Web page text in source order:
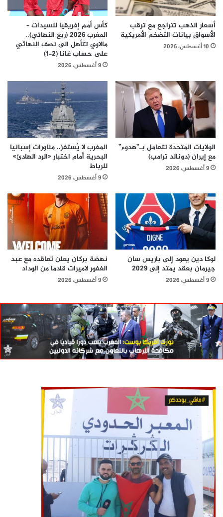
أسعار الذهب تتراجع مع ترقب
الأسواق بيانات التضخم الأمريكية
10 أغسطس، 2026
كأس أمم إفريقيا للسيدات –
المغرب 2026 (ربع النهائي)..
مالاوي تتأهل الى نصف النهائي
على حساب غانا (2-1)
9 أغسطس، 2026
الولايات المتحدة تتعامل بـ”هدوء”
مع إيران (دونالد ترامب)
9 أغسطس، 2026
المغرب لا يُستفز.. مناورات إسبانيا
البحرية أمام اختبار «الرد الهادئ»
للرباط
9 أغسطس، 2026
لوكا دين يعود إلى باريس سان
جيرمان بعقد يمتد إلى 2029
9 أغسطس، 2026
نهضة بركان يعلن تعاقده مع عبد
الغفور لاميرات قادما من الوداد
9 أغسطس، 2026